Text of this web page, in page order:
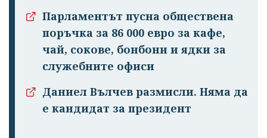
Парламентът пусна обществена
поръчка за 86 000 евро за кафе,
чай, сокове, бонбони и ядки за
служебните офиси
Даниел Вълчев размисли. Няма да
е кандидат за президент